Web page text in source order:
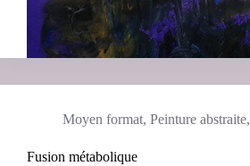
Moyen format, Peinture abstraite,
Fusion métabolique